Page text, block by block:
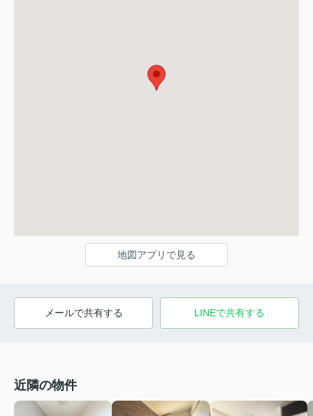
地図アプリで見る
メールで共有する LINEで共有する
近隣の物件